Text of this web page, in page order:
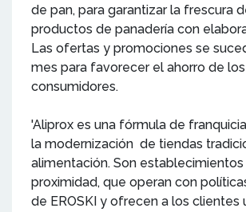
de pan, para garantizar la frescura
productos de panadería con
Las ofertas y promociones se
mes para favorecer el ahorro de los
consumidores.
'Aliprox es una fórmula de
la modernización de tiendas
alimentación. Son establecimientos
proximidad, que operan con
de EROSKI y ofrecen a los clientes